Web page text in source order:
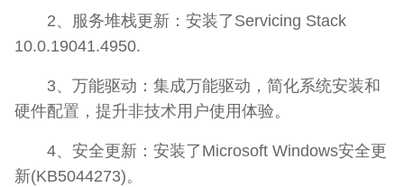
2、服务堆栈更新：安装了Servicing Stack
10.0.19041.4950.
3、万能驱动：集成万能驱动，简化系统安装和
硬件配置，提升非技术用户使用体验。
4、安全更新：安装了Microsoft Windows安全更
新(KB5044273)。